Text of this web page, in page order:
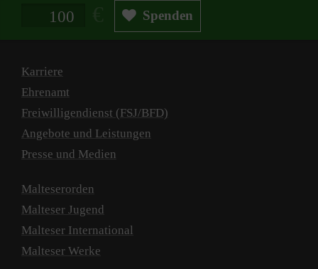
Spendenbetrag in Euro Spenden
Karriere
Ehrenamt
Freiwilligendienst (FSJ/BFD)
Angebote und Leistungen
Presse und Medien
Malteserorden
Malteser Jugend
Malteser International
Malteser Werke